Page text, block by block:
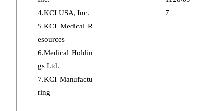
4.KCI USA, Inc.
5.KCI Medical R
esources
6.Medical Holdin
gs Ltd.
7.KCI Manufactu
ring
7